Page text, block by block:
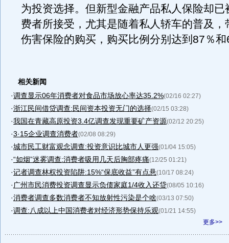
为投资选择。但新型金融产品私人保险却已
费者所接受，尤其是随着私人轿车的普及，
伤害保险的购买，购买比例分别达到87％
相关新闻
·调查显示06年消费者对食品市场放心率达35.2%(02/16 02:27)
·浙江民间借贷调查:民间资本投资无门的选择(02/15 03:28)
·我国在青藏高原投资3.4亿调查发现重要矿产资源(02/12 20:25)
·3·15企业调查消费者(02/08 08:29)
·城市民工财富观念调查:投资意识比城市人更强(01/04 15:05)
·“如烟”迷雾调查:消费者吸用几天后胸部疼痛(12/25 01:21)
·记者调查林权投资陷阱:15%“保底收益”有点悬(10/17 08:24)
· 广州市民消费投资调查显示负债家庭1/4收入还贷(08/05 10:16)
·消费者调查多数消费者不知放射性污染是个啥(03/13 07:50)
·调查:八成以上中国消费者对经济形势保持乐观(01/21 14:55)
更多>>